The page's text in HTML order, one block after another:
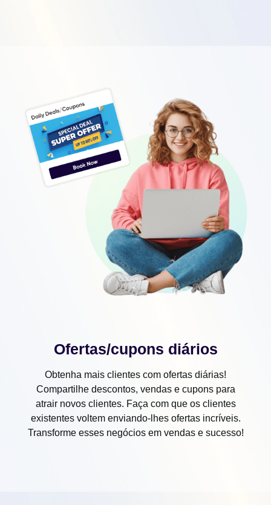
Ofertas/cupons diários
Obtenha mais clientes com ofertas diárias!
Compartilhe descontos, vendas e cupons para
atrair novos clientes. Faça com que os clientes
existentes voltem enviando-lhes ofertas incríveis.
Transforme esses negócios em vendas e sucesso!